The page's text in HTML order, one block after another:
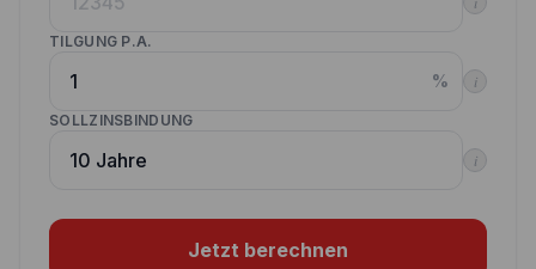
TILGUNG P.A.
% i
SOLLZINSBINDUNG
i
Jetzt berechnen